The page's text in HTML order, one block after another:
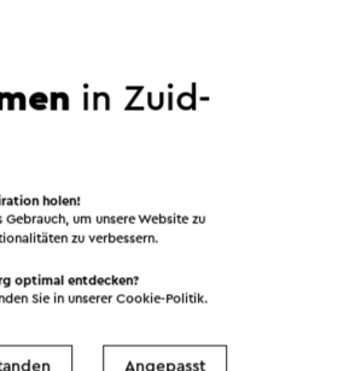
von
Ansehen
in Zuid-
holen!
um unsere Website zu
zu verbessern.
optimal entdecken?
Sie in unsererCookie-Politik.
Angepasst